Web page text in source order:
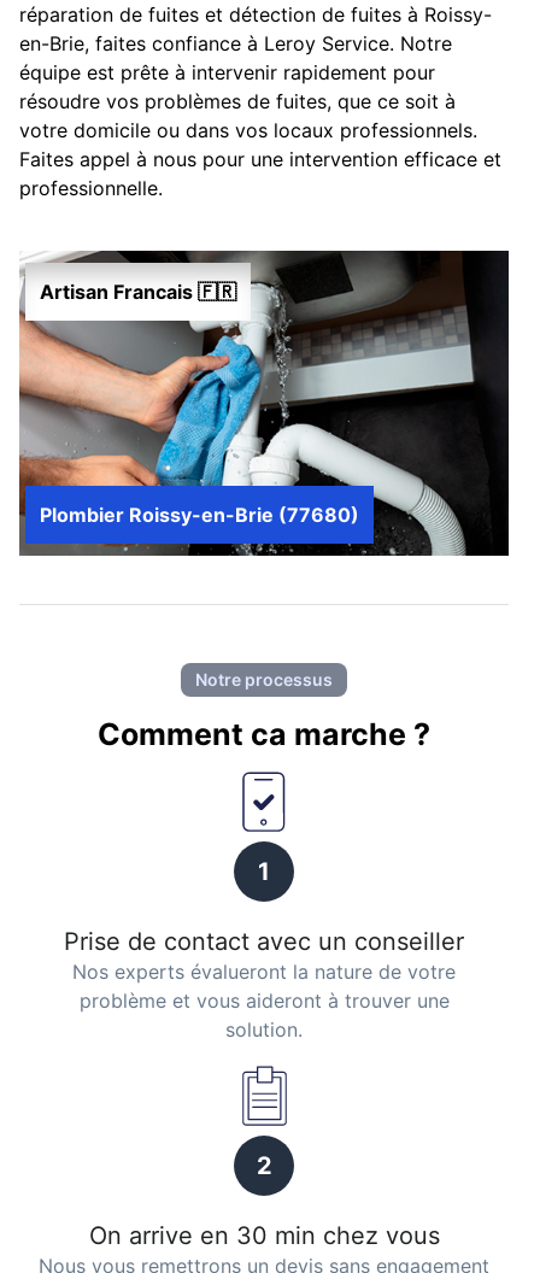
réparation de fuites et détection de fuites à Roissy-
en-Brie, faites confiance à Leroy Service. Notre
équipe est prête à intervenir rapidement pour
résoudre vos problèmes de fuites, que ce soit à
votre domicile ou dans vos locaux professionnels.
Faites appel à nous pour une intervention efficace et
professionnelle.
Artisan Francais 🇫🇷
Plombier Roissy-en-Brie (77680)
Notre processus
Comment ca marche ?
1
Prise de contact avec un conseiller
Nos experts évalueront la nature de votre
problème et vous aideront à trouver une
solution.
2
On arrive en 30 min chez vous
Nous vous remettrons un devis sans engagement